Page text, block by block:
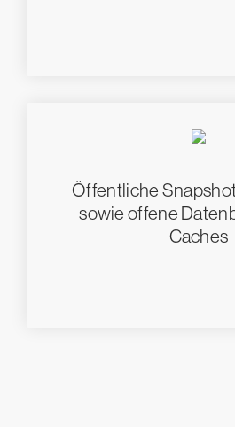
Öffentliche
sowie offene
Caches